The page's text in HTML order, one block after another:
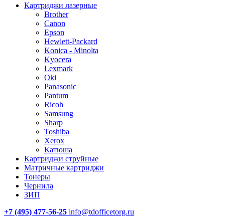
Картриджи лазерные
Brother
Canon
Epson
Hewlett-Packard
Konica - Minolta
Kyocera
Lexmark
Oki
Panasonic
Pantum
Ricoh
Samsung
Sharp
Toshiba
Xerox
Катюша
Картриджи струйные
Матричные картриджи
Тонеры
Чернила
ЗИП
+7 (495) 477-56-25 info@tdofficetorg.ru